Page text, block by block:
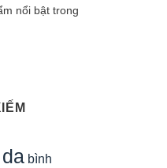
nổi bật trong
bình